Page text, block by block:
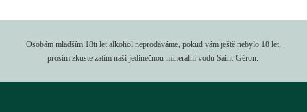
Osobám mladším 18ti let alkohol neprodáváme, pokud vám ještě nebylo 18 let,
prosím zkuste zatím naši jedinečnou minerální vodu Saint-Géron.